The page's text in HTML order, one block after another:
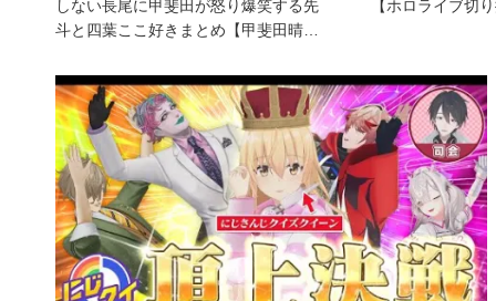
しない長尾に甲斐田が怒り爆笑する先
斗と四葉ここ好きまとめ【甲斐田晴…
【ホロライブ切